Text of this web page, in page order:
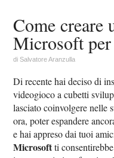
Come creare
Microsoft
diSalvatore Aranzulla
Di recente hai deciso di
videogioco a cubetti
lasciato coinvolgere nelle
ora, poter espandere
e hai appreso dai tuoi
Microsoftti